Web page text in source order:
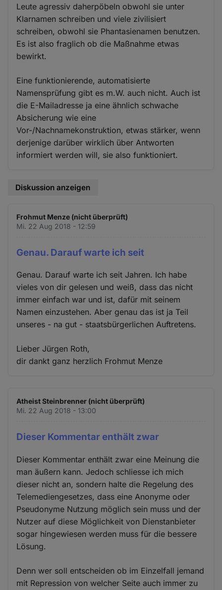
Leute agressiv daherpöbeln obwohl sie unter
Klarnamen schreiben und viele zivilisiert
schreiben, obwohl sie Phantasienamen benutzen.
Es ist also fraglich ob die Maßnahme etwas
bewirkt.
Eine funktionierende, automatisierte
Namensprüfung gibt es m.W. auch nicht. Auch ist
die E-Mailadresse ja eine ähnlich schwache
Absicherung wie eine
Vor-/Nachnamekonstruktion, etwas stärker, wenn
derjenige darüber wirklich über Antworten
informiert werden will, sie also funktioniert.
Diskussion anzeigen
Frohmut Menze (nicht überprüft)
Mi. 22 Aug 2018 - 12:59
Genau. Darauf warte ich seit
Genau. Darauf warte ich seit Jahren. Ich habe
vieles von dir gelesen und weiß, dass das nicht
immer einfach war und ist, dafür mit seinem
Namen einzustehen. Aber genau das ist ja Teil
unseres - na gut - staatsbürgerlichen Auftretens.
Lieber Jürgen Roth,
dir dankt ganz herzlich Frohmut Menze
Atheist Steinbrenner (nicht überprüft)
Mi. 22 Aug 2018 - 13:00
Dieser Kommentar enthält zwar
Dieser Kommentar enthält zwar eine Meinung die
man äußern kann. Jedoch schliesse ich mich
dieser nicht an, sondern halte die Regelung des
Telemediengesetzes, dass eine Anonyme oder
Pseudonyme Nutzung möglich sein muss und der
Nutzer auf diese Möglichkeit von Dienstanbieter
sogar hingewiesen werden muss für die bessere
Lösung.
Denn wer soll entscheiden ob im Einzelfall jemand
mit Repression von welcher Seite auch immer zu